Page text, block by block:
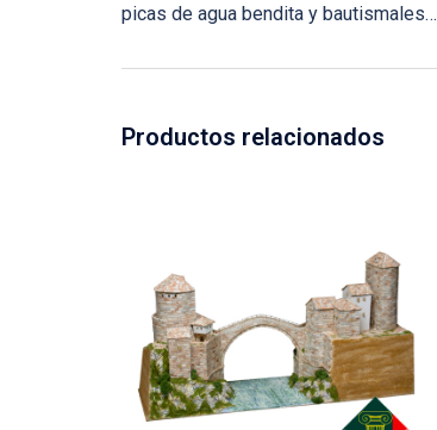
picas de agua bendita y bautismales…
Productos relacionados